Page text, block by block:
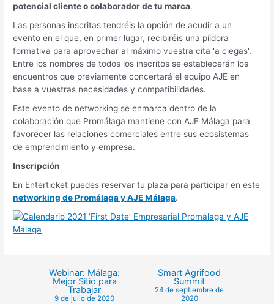
potencial cliente o colaborador de tu marca.
Las personas inscritas tendréis la opción de acudir a un
evento en el que, en primer lugar, recibiréis una píldora
formativa para aprovechar al máximo vuestra cita 'a ciegas'.
Entre los nombres de todos los inscritos se establecerán los
encuentros que previamente concertará el equipo AJE en
base a vuestras necesidades y compatibilidades.
Este evento de networking se enmarca dentro de la
colaboración que Promálaga mantiene con AJE Málaga para
favorecer las relaciones comerciales entre sus ecosistemas
de emprendimiento y empresa.
Inscripción
En Enterticket puedes reservar tu plaza para participar en este
networking de Promálaga y AJE Málaga.
Webinar: Málaga:
Mejor Sitio para
Trabajar
9 de julio de 2020
Smart Agrifood
Summit
24 de septiembre de
2020